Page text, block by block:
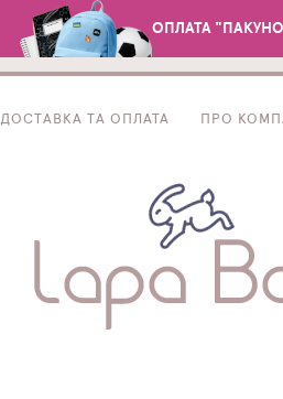
ОПЛАТА
ДОСТАВКА ТА ОПЛАТА ПРО